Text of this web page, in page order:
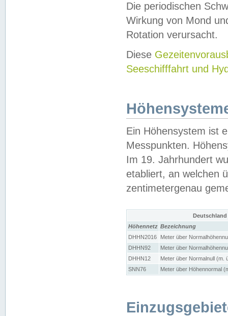
Die periodischen
Wirkung von Mond
Rotation verursacht.
Diese
Seeschifffahrt und
Ein Höhensystem ist
Messpunkten.
Im 19. Jahrhundert
etabliert, an welchen
zentimetergenau
Höhennetz Bezeichnung
DHHN2016
Meter über
DHHN92
Meter über
DHHN12
Meter über Normalnull (m.
SNN76
Meter über Höhennormal